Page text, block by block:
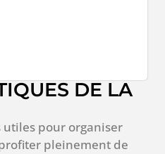
DE LA
pour organiser
pleinement de